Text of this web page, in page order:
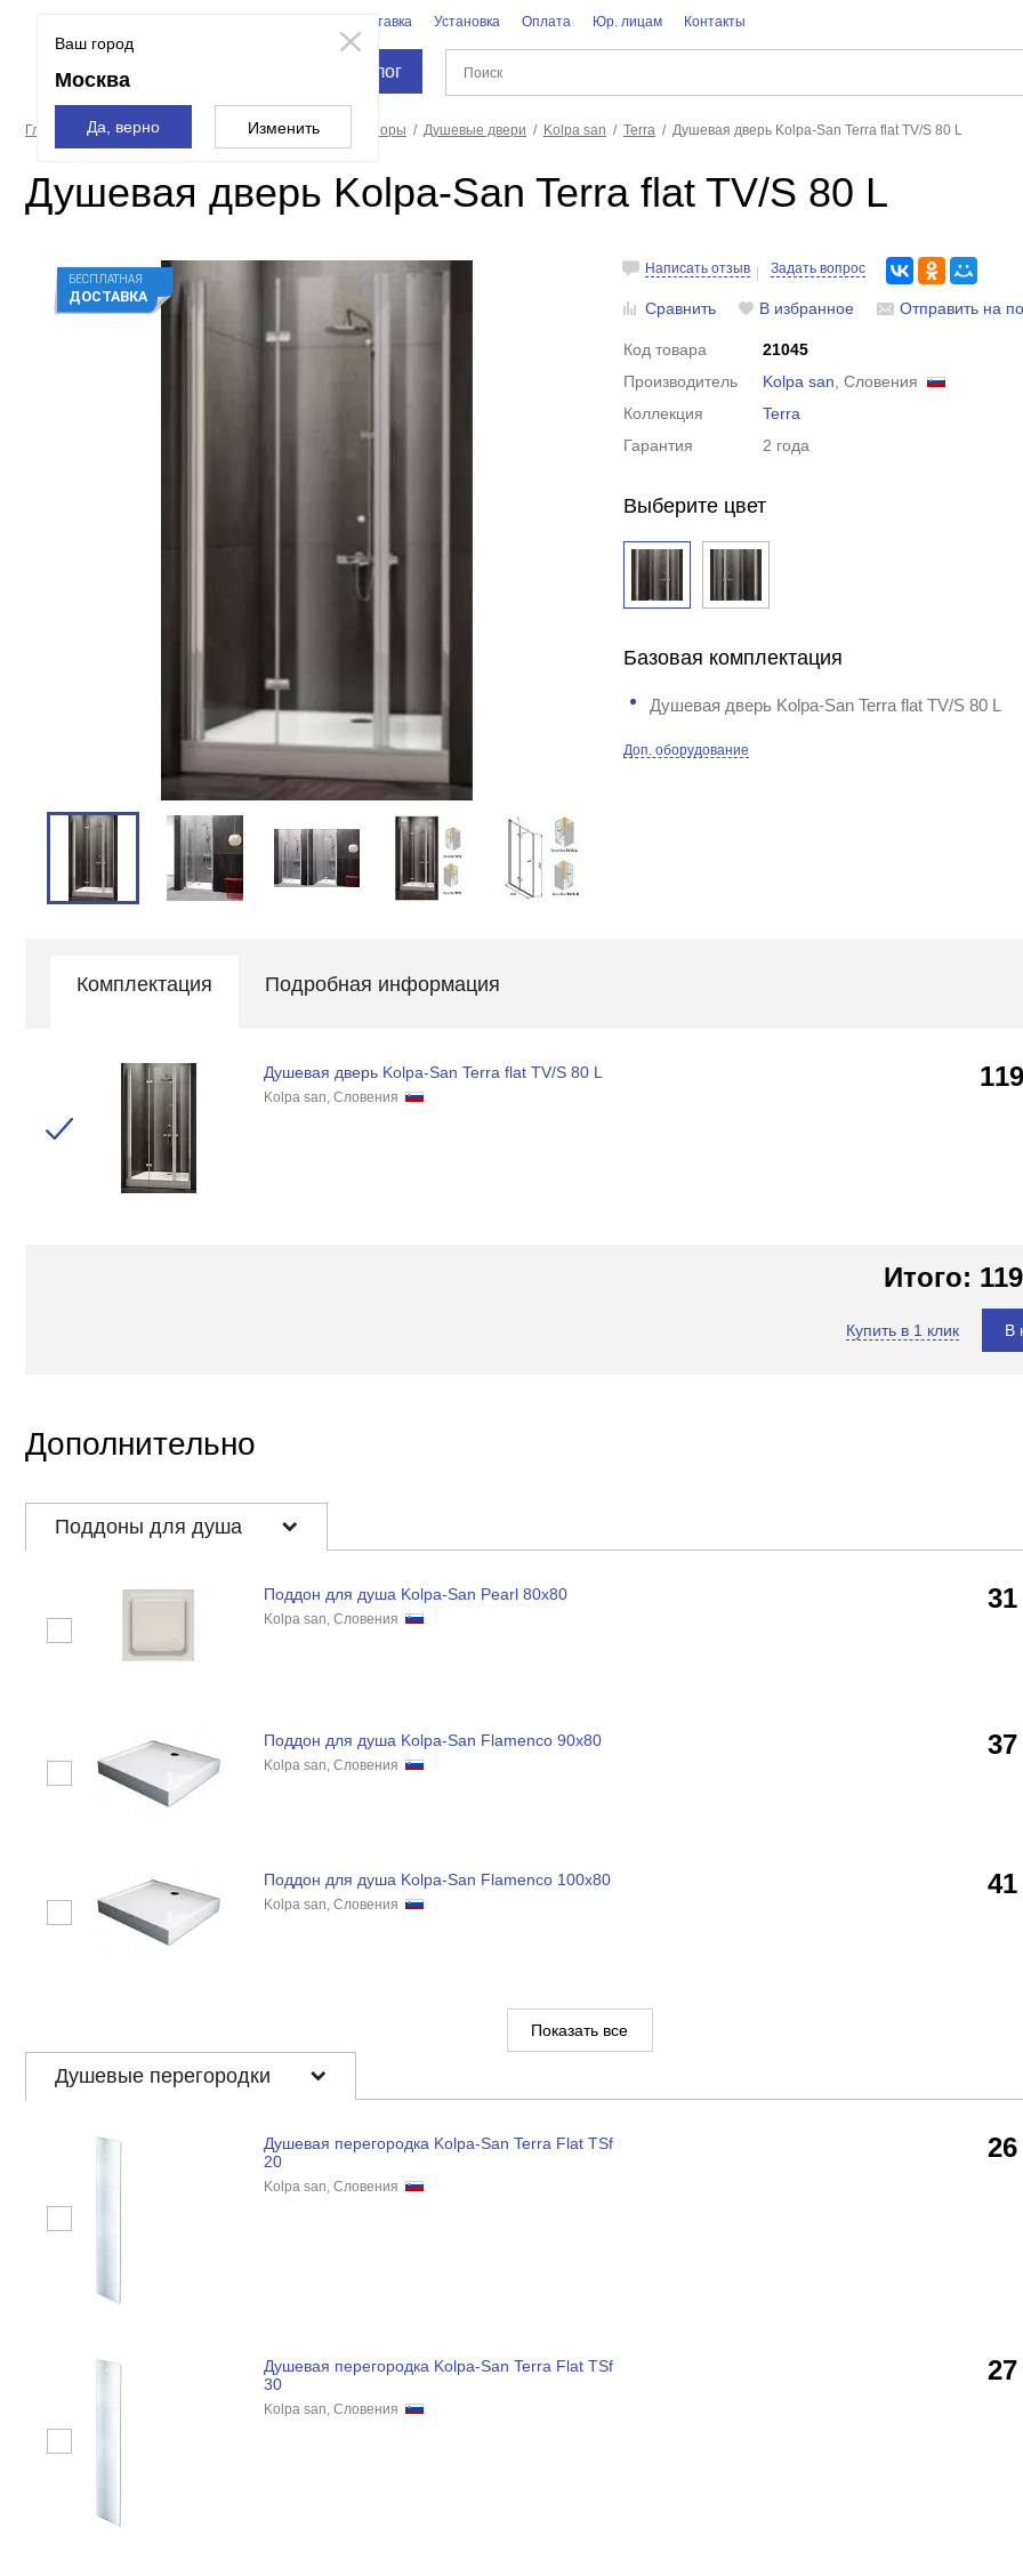
Ваш город
Москва
Да, верно Изменить
Доставка Установка Оплата Юр. лицам Контакты
Каталог
Главная страница Душевые кабины, углы, двери, шторы Душевые двери Kolpa san Terra Душевая дверь Kolpa-San Terra flat TV/S 80 L
Душевая дверь Kolpa-San Terra flat TV/S 80 L
БЕСПЛАТНАЯ
ДОСТАВКА
Написать отзыв Задать вопрос
Сравнить В избранное Отправить на
Код товара
21045
Производитель
Kolpa san , Словения
Коллекция
Terra
Гарантия
2 года
Выберите цвет
Базовая комплектация
Душевая дверь Kolpa-San Terra flat TV/S 80 L
Доп. оборудование
Комплектация Подробная информация
Душевая дверь Kolpa-San Terra flat TV/S 80 L
Kolpa san, Словения
Итого:
Купить в 1 клик В
Дополнительно
Поддоны для душа
Поддон для душа Kolpa-San Pearl 80x80
Kolpa san, Словения
Поддон для душа Kolpa-San Flamenco 90x80
Kolpa san, Словения
Поддон для душа Kolpa-San Flamenco 100x80
Kolpa san, Словения
Показать все
Душевые перегородки
Душевая перегородка Kolpa-San Terra Flat TSf
20
Kolpa san, Словения
Душевая перегородка Kolpa-San Terra Flat TSf
30
Kolpa san, Словения